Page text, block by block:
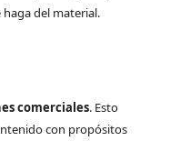
del material.
comerciales. Esto
con propósitos